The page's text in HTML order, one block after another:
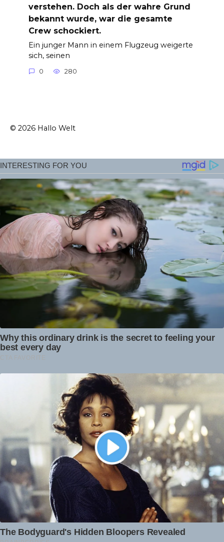
verstehen. Doch als der wahre Grund
bekannt wurde, war die gesamte
Crew schockiert.
Ein junger Mann in einem Flugzeug weigerte
sich, seinen
0 280
© 2026 Hallo Welt